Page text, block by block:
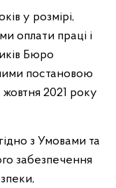
у розмірі,
оплати праці і
Бюро
постановою
жовтня 2021 року
з Умовами та
забезпечення